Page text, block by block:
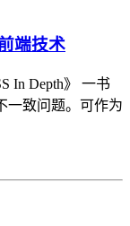
端技术
In Depth》 一书
一致问题。可作为